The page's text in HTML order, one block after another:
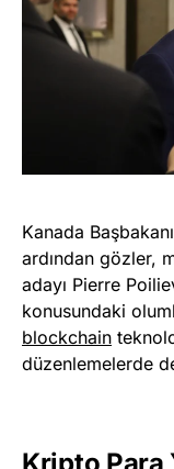
Kanada
ardından gözler,
adayı Pierre
konusundaki
blockchain
düzenlemelerde